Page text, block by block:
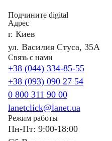
Подчините digital
Адрес
г. Киев
ул. Василия Стуса, 35А
Связь с нами
+38 (044) 334-85-55
+38 (093) 090 27 54
0 800 311 90 00
lanetclick@lanet.ua
Режим работы
Пн-Пт: 9:00-18:00